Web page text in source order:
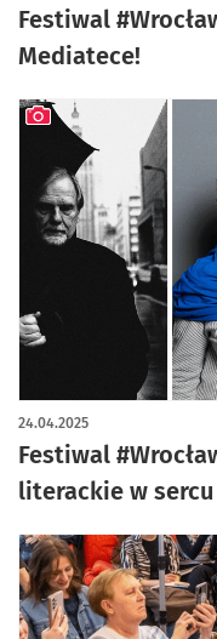
Festiwal
Mediatece!
Festiwal
literackie w sercu
24.04.2025
artykuł z galerią zdjęć